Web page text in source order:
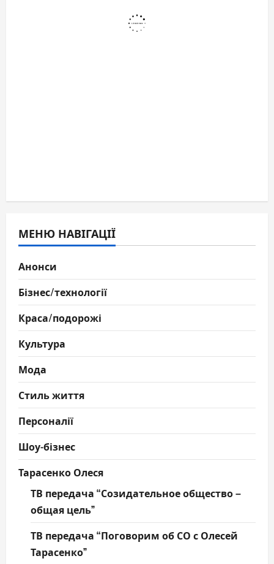
МЕНЮ НАВІГАЦІЇ
Анонси
Бізнес/технології
Краса/подорожі
Культура
Мода
Стиль життя
Персоналії
Шоу-бізнес
Тарасенко Олеся
ТВ передача “Созидательное общество –
общая цель”
ТВ передача “Поговорим об СО с Олесей
Тарасенко”